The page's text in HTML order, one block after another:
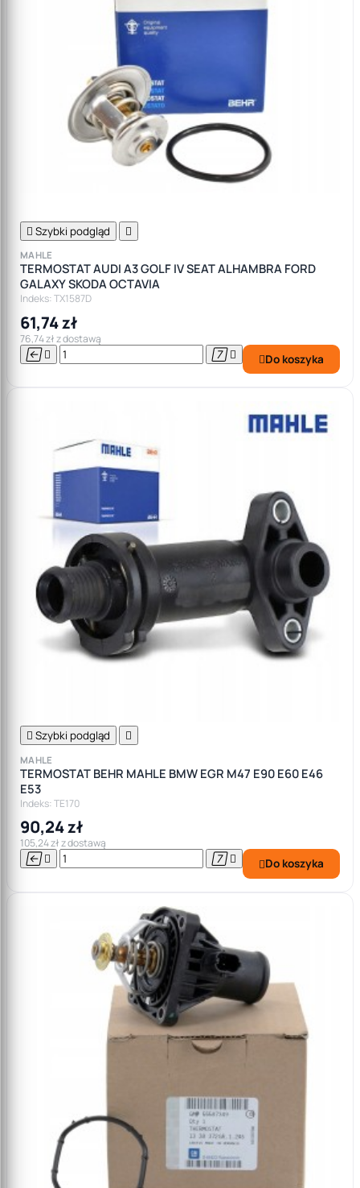
 Szybki podgląd 
MAHLE
TERMOSTAT AUDI A3 GOLF IV SEAT ALHAMBRA FORD
GALAXY SKODA OCTAVIA
Indeks: TX1587D
61,74 zł
76,74 zł z dostawą
    Do koszyka
 Szybki podgląd 
MAHLE
TERMOSTAT BEHR MAHLE BMW EGR M47 E90 E60 E46
E53
Indeks: TE170
90,24 zł
105,24 zł z dostawą
    Do koszyka